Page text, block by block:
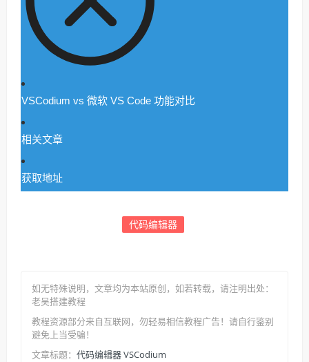
VSCodium vs 微软 VS Code 功能对比
相关文章
获取地址
代码编辑器
如无特殊说明，文章均为本站原创 ，如若转载，请注明出处：
老吴搭建教程
教程资源部分来自互联网，勿轻易相信教程广告！请自行鉴别
避免上当受骗！
文章标题： 代码编辑器 VSCodium